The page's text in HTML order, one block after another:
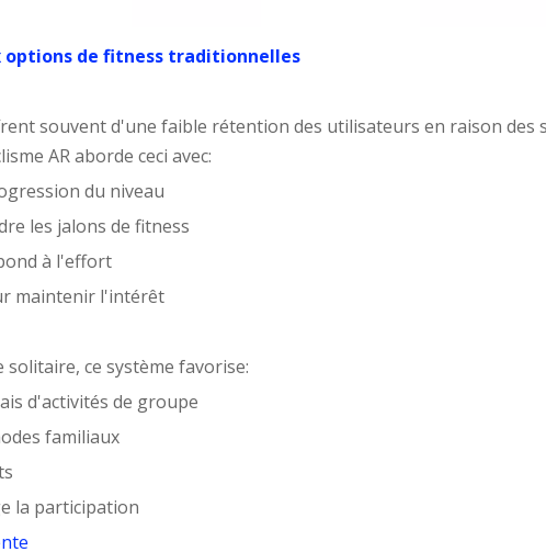
de fitness traditionnelles
souvent d'une faible rétention des utilisateurs en raison des
AR aborde ceci avec:
du niveau
les jalons de fitness
à l'effort
maintenir l'intérêt
ce système favorise:
d'activités de groupe
familiaux
la participation